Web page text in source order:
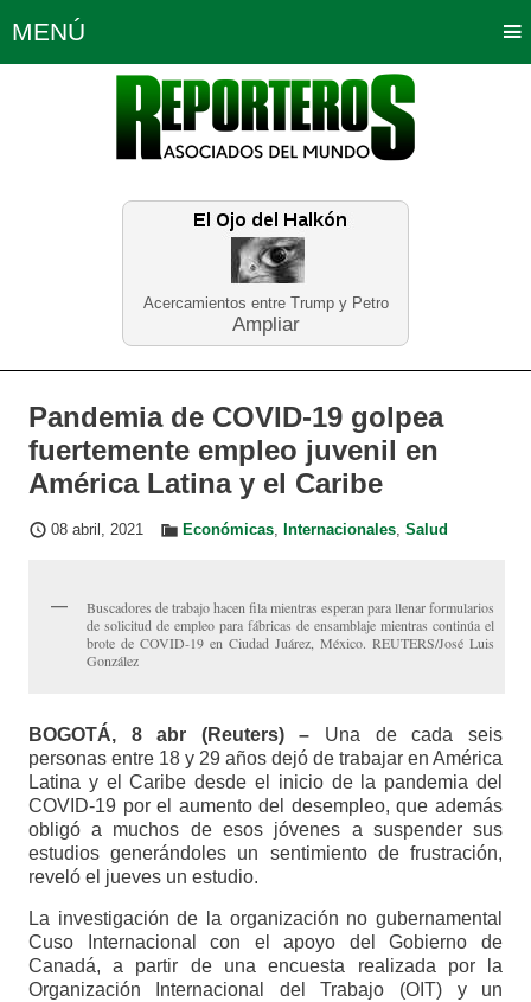
Acercamientos entre Trump y Petro
Ampliar
MENÚ
Política Opinión Bogotá
Planeta Tierra Deportes
Educación Neira
Pandemia de COVID-19 golpea
fuertemente empleo juvenil en
América Latina y el Caribe
08 abril, 2021 Económicas, Internacionales, Salud
Buscadores de trabajo hacen fila mientras esperan para llenar formularios
de solicitud de empleo para fábricas de ensamblaje mientras continúa el
brote de COVID-19 en Ciudad Juárez, México. REUTERS/José Luis
González
BOGOTÁ, 8 abr (Reuters) – Una de cada seis
personas entre 18 y 29 años dejó de trabajar en América
Latina y el Caribe desde el inicio de la pandemia del
COVID-19 por el aumento del desempleo, que además
obligó a muchos de esos jóvenes a suspender sus
estudios generándoles un sentimiento de frustración,
reveló el jueves un estudio.
La investigación de la organización no gubernamental
Cuso Internacional con el apoyo del Gobierno de
Canadá, a partir de una encuesta realizada por la
Organización Internacional del Trabajo (OIT) y un